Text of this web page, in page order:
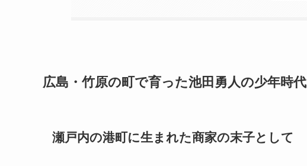
広島・竹原の町で育った池田勇人の少年時代
瀬戸内の港町に生まれた商家の末子として